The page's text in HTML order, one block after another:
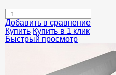
Добавить в сравнение
Купить Купить в 1 клик
Быстрый просмотр